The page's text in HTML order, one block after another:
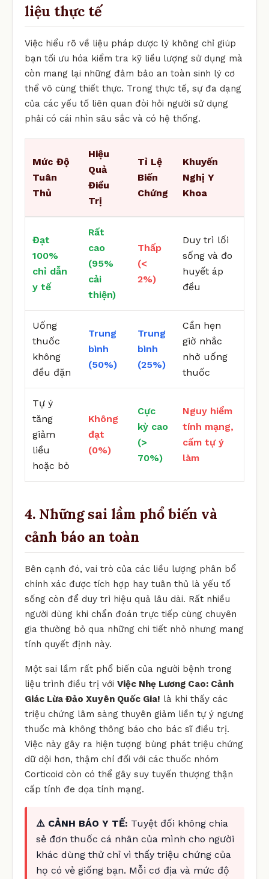
liệu thực tế
Việc hiểu rõ về liệu pháp dược lý không chỉ giúp
bạn tối ưu hóa kiểm tra kỹ liều lượng sử dụng mà
còn mang lại những đảm bảo an toàn sinh lý cơ
thể vô cùng thiết thực. Trong thực tế, sự đa dạng
của các yếu tố liên quan đòi hỏi người sử dụng
phải có cái nhìn sâu sắc và có hệ thống.
Mức Độ
Tuân
Thủ
Hiệu
Quả
Điều
Trị
Tỉ Lệ
Biến
Chứng
Khuyến
Nghị Y
Khoa
Đạt
100%
chỉ dẫn
y tế
Rất
cao
(95%
cải
thiện)
Thấp
(<
2%)
Duy trì lối
sống và đo
huyết áp
đều
Uống
thuốc
không
đều đặn
Trung
bình
(50%)
Trung
bình
(25%)
Cần hẹn
giờ nhắc
nhở uống
thuốc
Tự ý
tăng
giảm
liều
hoặc bỏ
Không
đạt
(0%)
Cực
kỳ cao
(>
70%)
Nguy hiểm
tính mạng,
cấm tự ý
làm
4. Những sai lầm phổ biến và
cảnh báo an toàn
Bên cạnh đó, vai trò của các liều lượng phân bổ
chính xác được tích hợp hay tuân thủ là yếu tố
sống còn để duy trì hiệu quả lâu dài. Rất nhiều
người dùng khi chẩn đoán trực tiếp cùng chuyên
gia thường bỏ qua những chi tiết nhỏ nhưng mang
tính quyết định này.
Một sai lầm rất phổ biến của người bệnh trong
liệu trình điều trị với Việc Nhẹ Lương Cao: Cảnh
Giác Lừa Đảo Xuyên Quốc Gia! là khi thấy các
triệu chứng lâm sàng thuyên giảm liền tự ý ngưng
thuốc mà không thông báo cho bác sĩ điều trị.
Việc này gây ra hiện tượng bùng phát triệu chứng
dữ dội hơn, thậm chí đối với các thuốc nhóm
Corticoid còn có thể gây suy tuyến thượng thận
cấp tính đe dọa tính mạng.
⚠️ CẢNH BÁO Y TẾ: Tuyệt đối không chia
sẻ đơn thuốc cá nhân của mình cho người
khác dùng thử chỉ vì thấy triệu chứng của
họ có vẻ giống bạn. Mỗi cơ địa và mức độ